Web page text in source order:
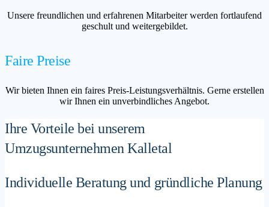
Unsere freundlichen und erfahrenen Mitarbeiter werden fortlaufend
geschult und weitergebildet.
Faire Preise
Wir bieten Ihnen ein faires Preis-Leistungsverhältnis. Gerne erstellen
wir Ihnen ein unverbindliches Angebot.
Ihre Vorteile bei unserem
Umzugsunternehmen Kalletal
Individuelle Beratung und gründliche Planung